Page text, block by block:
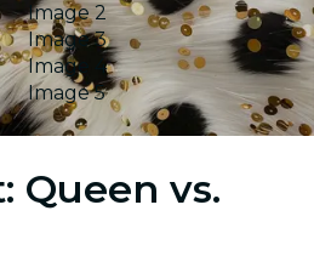
Image 2
Image 3
Image 4
Image 5
Queen vs.